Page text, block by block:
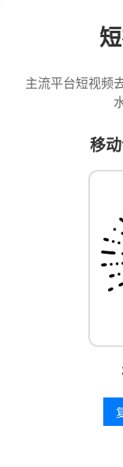
主流平台短视频
移